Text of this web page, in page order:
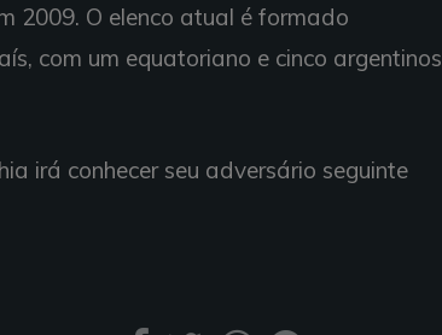
2009. O elenco atual é formado
com um equatoriano e cinco argentinos
irá conhecer seu adversário seguinte